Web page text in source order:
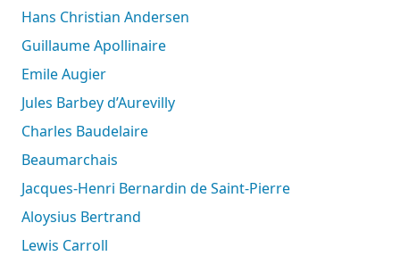
Hans Christian Andersen
Guillaume Apollinaire
Emile Augier
Jules Barbey d’Aurevilly
Charles Baudelaire
Beaumarchais
Jacques-Henri Bernardin de Saint-Pierre
Aloysius Bertrand
Lewis Carroll